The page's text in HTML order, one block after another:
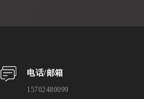
电话/邮箱
15702480099